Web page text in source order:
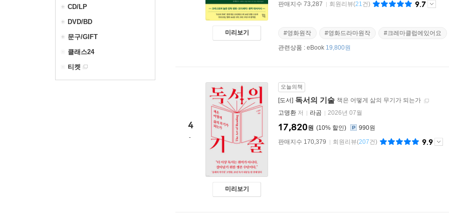
CD/LP
DVD/BD
문구/GIFT
클래스24
티켓
미리보기
판매지수 73,287
회원리뷰(21건) 9.7
#영화원작 #영화드라마원작 #크레마클럽에있어요
관련상품 : eBook 19,800원
4
미리보기
오늘의책
[도서] 독서의 기술 책은 어떻게 삶의 무기가 되는가
고명환 저 라곰 2026년 07월
10%
17,820원
990원
판매지수 170,379
회원리뷰(207건) 9.9